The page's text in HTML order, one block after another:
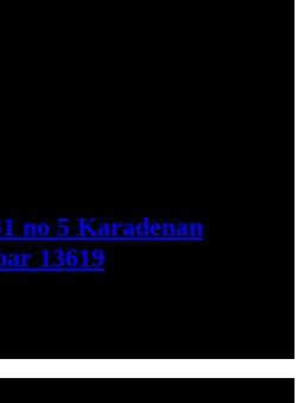
no 5 Karadenan
13619